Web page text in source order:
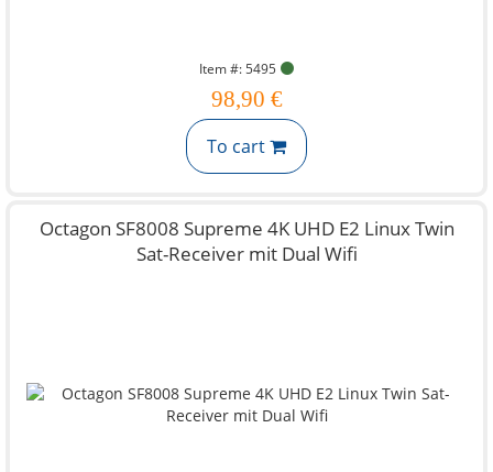
Item #: 5495
98,90 €
To cart
Octagon SF8008 Supreme 4K UHD E2 Linux Twin
Sat-Receiver mit Dual Wifi